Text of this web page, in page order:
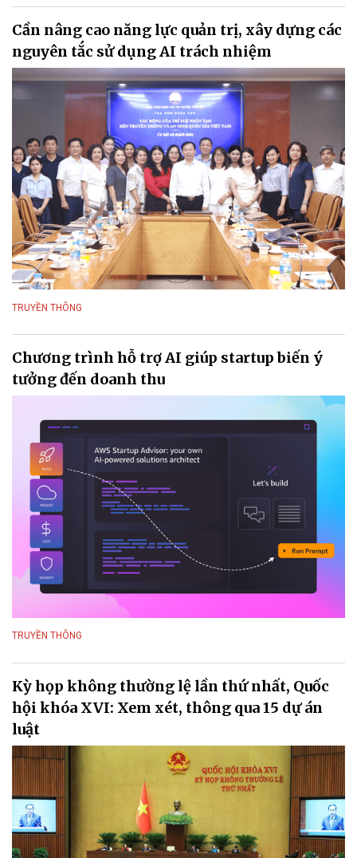
Cần nâng cao năng lực quản trị, xây dựng các
nguyên tắc sử dụng AI trách nhiệm
TRUYỀN THÔNG
Chương trình hỗ trợ AI giúp startup biến ý
tưởng đến doanh thu
TRUYỀN THÔNG
Kỳ họp không thường lệ lần thứ nhất, Quốc
hội khóa XVI: Xem xét, thông qua 15 dự án
luật